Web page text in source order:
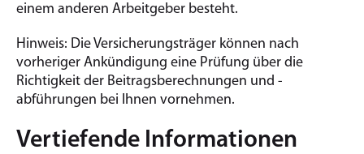
einem anderen Arbeitgeber besteht.
Hinweis: Die Versicherungsträger können nach
vorheriger Ankündigung eine Prüfung über die
Richtigkeit der Beitragsberechnungen und -
abführungen bei Ihnen vornehmen.
Vertiefende Informationen